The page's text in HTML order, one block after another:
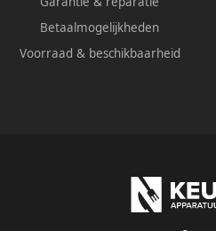
Betaalmogelijkheden
Voorraad & beschikbaarheid